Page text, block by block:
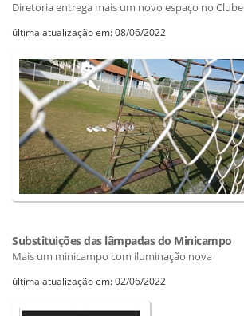
Diretoria entrega mais um novo espaço no Clube
última atualização em: 08/06/2022
Substituições das lâmpadas do Minicampo
Mais um minicampo com iluminação nova
última atualização em: 02/06/2022